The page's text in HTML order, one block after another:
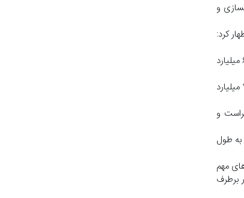
و
کرد:
وی با اشاره به پروژه تعریض محور جویبار به سیمرغ افزود: با پیگیری‌های صورت گرفته، عملیات تعریض محور جویبار به سیمرغ به طول سه کیلومتر و با اعتبار ۶۰ میلیارد
یونسی رستمی همچنین از آغاز عملیات اجرایی طرح تعریض محور پل شیب‌آب‌بندان تا سه‌راه خدمات به طول یک‌هزار و ۲۰۰ متر در دو طرف مسیر و با اعتبار ۷۵ میلیارد
تومان نیز در حال اجراست و
به طول
دیگر از طرح‌های مهم
برطرف